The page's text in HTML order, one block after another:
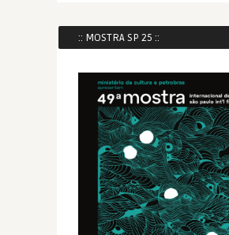
:: MOSTRA SP 25 ::